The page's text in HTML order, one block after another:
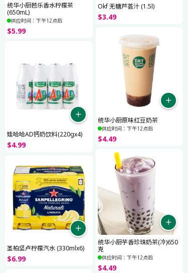
统华小厨芭乐香水柠檬茶
(650mL)
供应时间：下午12点后
$5.99
Okf 无糖芦荟汁 (1.5l)
$3.49
统华小厨原味红豆奶茶
供应时间：下午12点后
$4.49
娃哈哈AD钙奶饮料(220gx4)
$4.99
统华小厨芋香珍珠奶茶(冷)650
克
供应时间：下午12点后
$4.49
圣柏坚卢柠檬汽水 (330mlx6)
$6.99